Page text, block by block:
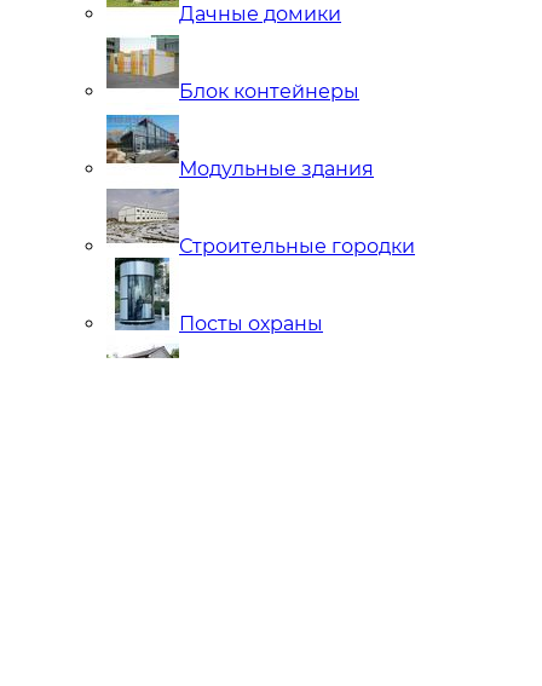
Дачные домики
Блок контейнеры
Модульные здания
Строительные городки
Посты охраны